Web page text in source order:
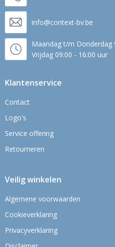
info@context-bv.be
Maandag t/m Donderdag
Vrijdag 09:00 - 16:00 uur
Klantenservice
Contact
Logo's
Service offering
Retourneren
Veilig winkelen
Algemene voorwaarden
Cookieverklaring
Privacyverklaring